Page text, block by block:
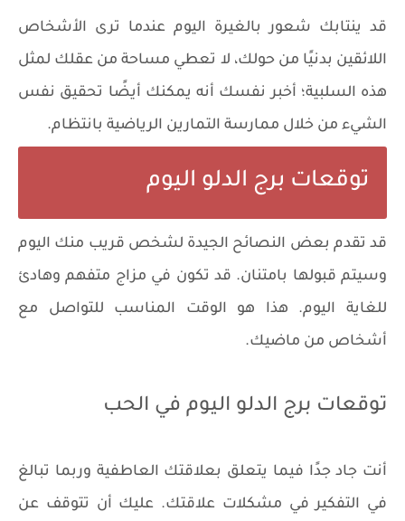
قد ينتابك شعور بالغيرة اليوم عندما ترى الأشخاص
اللائقين بدنيًا من حولك، لا تعطي مساحة من عقلك لمثل
هذه السلبية؛ أخبر نفسك أنه يمكنك أيضًا تحقيق نفس
الشيء من خلال ممارسة التمارين الرياضية بانتظام.
توقعات برج الدلو اليوم
قد تقدم بعض النصائح الجيدة لشخص قريب منك اليوم
وسيتم قبولها بامتنان. قد تكون في مزاج متفهم وهادئ
للغاية اليوم. هذا هو الوقت المناسب للتواصل مع
أشخاص من ماضيك.
توقعات برج الدلو اليوم في الحب
أنت جاد جدًا فيما يتعلق بعلاقتك العاطفية وربما تبالغ
في التفكير في مشكلات علاقتك. عليك أن تتوقف عن